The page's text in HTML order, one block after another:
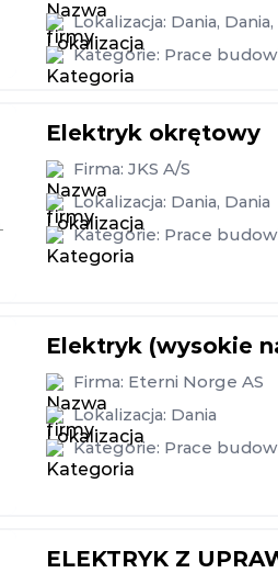
Lokalizacja: Dania, Dania,
Kategorie: Prace
Elektryk okrętowy
Firma: JKS A/S
Lokalizacja: Dania, Dania
Kategorie: Prace
Elektryk (wysokie
Firma: Eterni Norge AS
Lokalizacja: Dania
Kategorie: Prace
ELEKTRYK Z